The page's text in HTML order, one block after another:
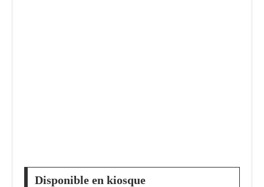
Disponible en kiosque